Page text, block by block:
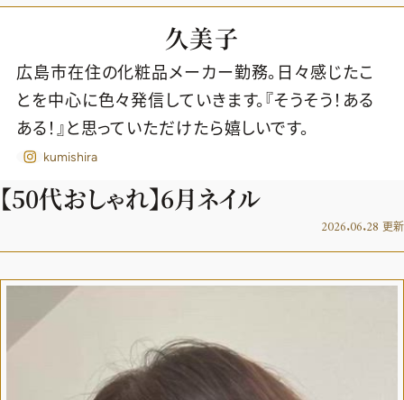
最新号試し読み
久美子
広島市在住の化粧品メーカー勤務。日々感じたこ
とを中心に色々発信していきます。『そうそう！ある
ある！』と思っていただけたら嬉しいです。
kumishira
【50代おしゃれ】6月ネイル
2026.06.28 更新